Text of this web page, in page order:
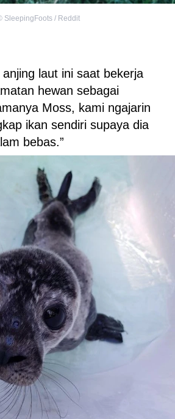
SleepingFoots / Reddit
anjing laut ini saat bekerja
hewan sebagai
Moss, kami ngajarin
ikan sendiri supaya dia
bebas.”